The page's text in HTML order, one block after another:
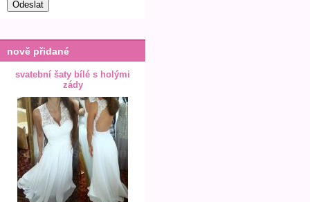
nově přidané
svatební šaty bílé s holými
zády